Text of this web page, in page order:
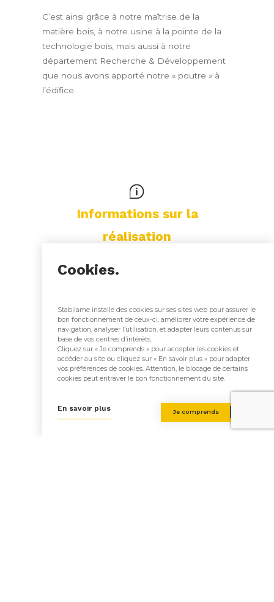
Cookies.
Stabilame installe des cookies sur ses sites web pour assurer le
bon fonctionnement de ceux-ci, améliorer votre expérience de
navigation, analyser l’utilisation, et adapter leurs contenus sur
base de vos centres d’intérêts.
Cliquez sur « Je comprends » pour accepter les cookies et
accéder au site ou cliquez sur « En savoir plus » pour adapter
vos préférences de cookies. Attention, le blocage de certains
cookies peut entraver le bon fonctionnement du site.
En savoir plus Je comprends
C’est ainsi grâce à notre maîtrise de la
matière bois, à notre usine à la pointe de la
technologie bois, mais aussi à notre
département Recherche & Développement
que nous avons apporté notre « poutre » à
l’édifice.
Informations sur la
réalisation
Fabrication et étude du bois
:Stabilame
Architecte(s) :Association
Momentanée Maxime
Système constructif mixte :